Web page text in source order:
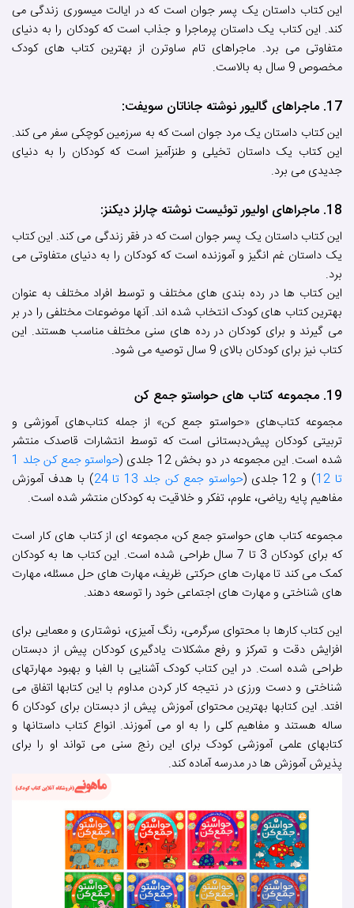
این کتاب داستان یک پسر جوان است که در ایالت میسوری زندگی می
کند. این کتاب یک داستان پرماجرا و جذاب است که کودکان را به دنیای
متفاوتی می برد. ماجراهای تام ساوترن از بهترین کتاب های کودک
مخصوص 9 سال به بالاست.
17. ماجراهای گالیور نوشته جاناتان سویفت:
این کتاب داستان یک مرد جوان است که به سرزمین کوچکی سفر می کند.
این کتاب یک داستان تخیلی و طنزآمیز است که کودکان را به دنیای
جدیدی می برد.
18. ماجراهای اولیور توئیست نوشته چارلز دیکنز:
این کتاب داستان یک پسر جوان است که در فقر زندگی می کند. این کتاب
یک داستان غم انگیز و آموزنده است که کودکان را به دنیای متفاوتی می
برد.
این کتاب ها در رده بندی های مختلف و توسط افراد مختلف به عنوان
بهترین کتاب های کودک انتخاب شده اند. آنها موضوعات مختلفی را در بر
می گیرند و برای کودکان در رده های سنی مختلف مناسب هستند. این
کتاب نیز برای کودکان بالای 9 سال توصیه می شود.
19. مجموعه کتاب های حواستو جمع کن
مجموعه کتاب‌های «حواستو جمع کن» از جمله کتاب‌های آموزشی و
تربیتی کودکان پیش‌دبستانی است که توسط انتشارات قاصدک منتشر
شده است. این مجموعه در دو بخش 12 جلدی (
حواستو جمع کن جلد 1
تا 12
) و 12 جلدی ( حواستو جمع کن جلد 13 تا 24
) با هدف آموزش
مفاهیم پایه ریاضی، علوم، تفکر و خلاقیت به کودکان منتشر شده است.
مجموعه کتاب های حواستو جمع کن، مجموعه ای از کتاب های کار است
که برای کودکان 3 تا 7 سال طراحی شده است. این کتاب ها به کودکان
کمک می کند تا مهارت های حرکتی ظریف، مهارت های حل مسئله، مهارت
های شناختی و مهارت های اجتماعی خود را توسعه دهند.
این کتاب کارها با محتوای سرگرمی، رنگ آمیزی، نوشتاری و معمایی برای
افزایش دقت و تمرکز و رفع مشکلات یادگیری کودکان پیش از دبستان
طراحی شده است. در این کتاب کودک آشنایی با الفبا و بهبود مهارتهای
شناختی و دست ورزی در نتیجه کار کردن مداوم با این کتابها اتفاق می
افتد. این کتابها بهترین محتوای آموزش پیش از دبستان برای کودکان 6
ساله هستند و مفاهیم کلی را به او می آموزند. انواع کتاب داستانها و
کتابهای علمی آموزشی کودک برای این رنج سنی می تواند او را برای
پذیرش آموزش ها در مدرسه آماده کند.